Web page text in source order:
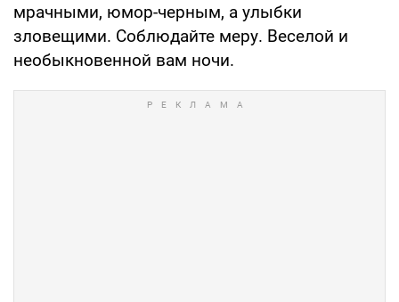
мрачными, юмор-черным, а улыбки
зловещими. Соблюдайте меру. Веселой и
необыкновенной вам ночи.